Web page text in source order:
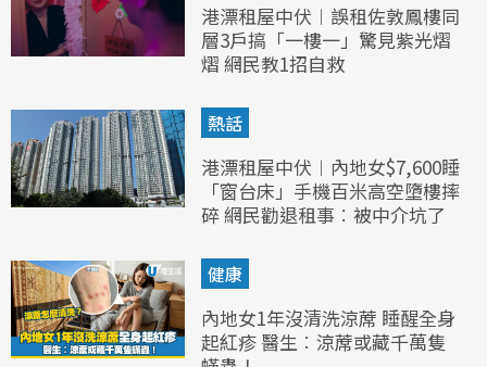
港漂租屋中伏︱誤租佐敦鳳樓同
層3戶搞「一樓一」驚見紫光熠
熠 網民教1招自救
熱話
港漂租屋中伏︱內地女$7,600睡
「窗台床」手機百米高空墮樓摔
碎 網民勸退租事︰被中介坑了
健康
內地女1年沒清洗涼蓆 睡醒全身
起紅疹 醫生︰涼蓆或藏千萬隻